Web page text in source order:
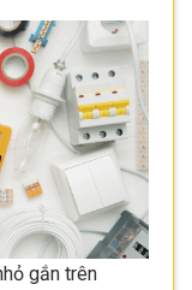
gắn trên